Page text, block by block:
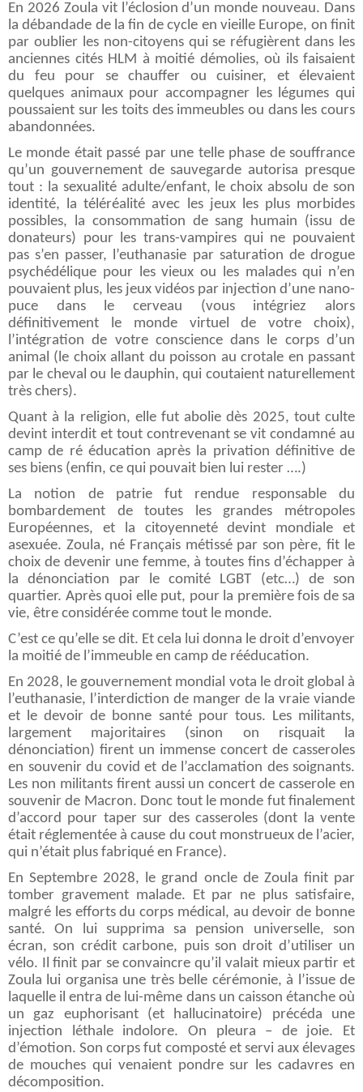
En 2026 Zoula vit l’éclosion d’un monde nouveau. Dans
la débandade de la fin de cycle en vieille Europe, on finit
par oublier les non-citoyens qui se réfugièrent dans les
anciennes cités HLM à moitié démolies, où ils faisaient
du feu pour se chauffer ou cuisiner, et élevaient
quelques animaux pour accompagner les légumes qui
poussaient sur les toits des immeubles ou dans les cours
abandonnées.
Le monde était passé par une telle phase de souffrance
qu’un gouvernement de sauvegarde autorisa presque
tout : la sexualité adulte/enfant, le choix absolu de son
identité, la téléréalité avec les jeux les plus morbides
possibles, la consommation de sang humain (issu de
donateurs) pour les trans-vampires qui ne pouvaient
pas s’en passer, l’euthanasie par saturation de drogue
psychédélique pour les vieux ou les malades qui n’en
pouvaient plus, les jeux vidéos par injection d’une nano-
puce dans le cerveau (vous intégriez alors
définitivement le monde virtuel de votre choix),
l’intégration de votre conscience dans le corps d’un
animal (le choix allant du poisson au crotale en passant
par le cheval ou le dauphin, qui coutaient naturellement
très chers).
Quant à la religion, elle fut abolie dès 2025, tout culte
devint interdit et tout contrevenant se vit condamné au
camp de ré éducation après la privation définitive de
ses biens (enfin, ce qui pouvait bien lui rester ….)
La notion de patrie fut rendue responsable du
bombardement de toutes les grandes métropoles
Européennes, et la citoyenneté devint mondiale et
asexuée. Zoula, né Français métissé par son père, fit le
choix de devenir une femme, à toutes fins d’échapper à
la dénonciation par le comité LGBT (etc…) de son
quartier. Après quoi elle put, pour la première fois de sa
vie, être considérée comme tout le monde.
C’est ce qu’elle se dit. Et cela lui donna le droit d’envoyer
la moitié de l’immeuble en camp de rééducation.
En 2028, le gouvernement mondial vota le droit global à
l’euthanasie, l’interdiction de manger de la vraie viande
et le devoir de bonne santé pour tous. Les militants,
largement majoritaires (sinon on risquait la
dénonciation) firent un immense concert de casseroles
en souvenir du covid et de l’acclamation des soignants.
Les non militants firent aussi un concert de casserole en
souvenir de Macron. Donc tout le monde fut finalement
d’accord pour taper sur des casseroles (dont la vente
était réglementée à cause du cout monstrueux de l’acier,
qui n’était plus fabriqué en France).
En Septembre 2028, le grand oncle de Zoula finit par
tomber gravement malade. Et par ne plus satisfaire,
malgré les efforts du corps médical, au devoir de bonne
santé. On lui supprima sa pension universelle, son
écran, son crédit carbone, puis son droit d’utiliser un
vélo. Il finit par se convaincre qu’il valait mieux partir et
Zoula lui organisa une très belle cérémonie, à l’issue de
laquelle il entra de lui-même dans un caisson étanche où
un gaz euphorisant (et hallucinatoire) précéda une
injection léthale indolore. On pleura – de joie. Et
d’émotion. Son corps fut composté et servi aux élevages
de mouches qui venaient pondre sur les cadavres en
décomposition.